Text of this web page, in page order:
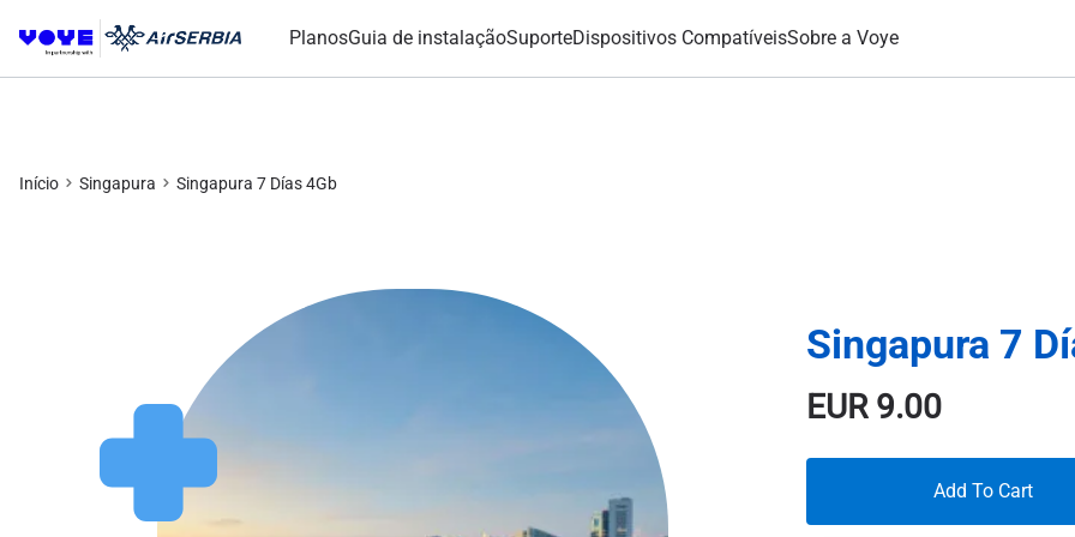
PlanosGuia de instalaçãoSuporteDispositivos CompatíveisSobre a Voye
Início Singapura Singapura 7 Días 4Gb
Singapura 7
EUR9.00
Add To Cart